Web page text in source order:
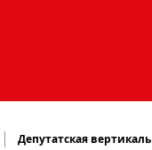
Депутатская вертикаль